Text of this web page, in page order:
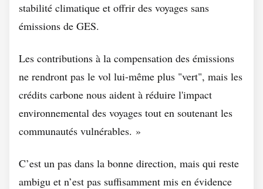
stabilité climatique et offrir des voyages sans
émissions de GES.
Les contributions à la compensation des émissions
ne rendront pas le vol lui-même plus "vert", mais les
crédits carbone nous aident à réduire l'impact
environnemental des voyages tout en soutenant les
communautés vulnérables. »
C’est un pas dans la bonne direction, mais qui reste
ambigu et n’est pas suffisamment mis en évidence